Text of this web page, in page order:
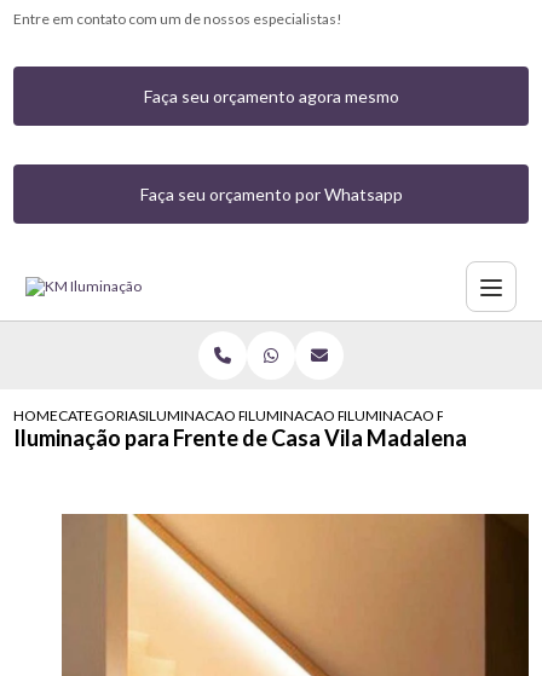
Entre em contato com um de nossos especialistas!
Faça seu orçamento agora mesmo
Faça seu orçamento por Whatsapp
HOMECATEGORIASILUMINACAO PARA CASASILUMINACAO PARA FRENTE DE CASA
ILUMINACAO PARA FRENTE
Iluminação para Frente de Casa Vila Madalena